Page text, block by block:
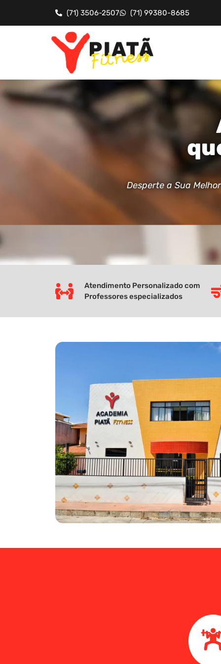
(71) 3506-2507 (71) 99380-8685
Desperte a Sua
Atendimento Personalizado com
Professores especializados